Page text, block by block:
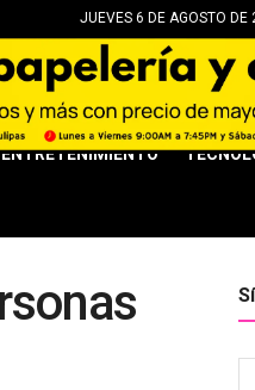
JUEVES 6 DE AGOSTO
ENTRETENIMIENTO